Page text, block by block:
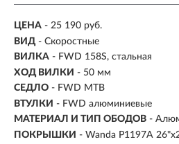
ЦЕНА - 25 190 руб.
ВИД - Скоростные
ВИЛКА - FWD 158S, стальная
ХОД ВИЛКИ - 50 мм
СЕДЛО - FWD MTB
ВТУЛКИ - FWD алюминиевые
МАТЕРИАЛ И ТИП ОБОДОВ -
ПОКРЫШКИ - Wanda P1197A